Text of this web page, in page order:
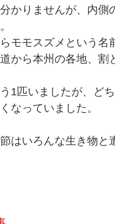
かりませんが、内
モモスズメという名
から本州の各地、割
1匹いましたが、ど
なっていました。
はいろんな生き物と